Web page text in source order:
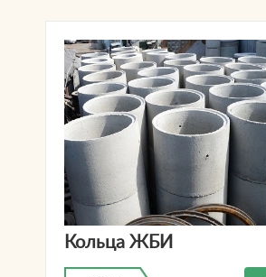
Кольца ЖБИ